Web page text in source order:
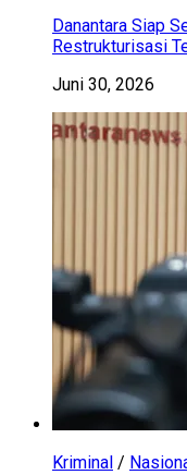
Danantara Siap
Restrukturisasi
Juni 30, 2026
Kriminal /